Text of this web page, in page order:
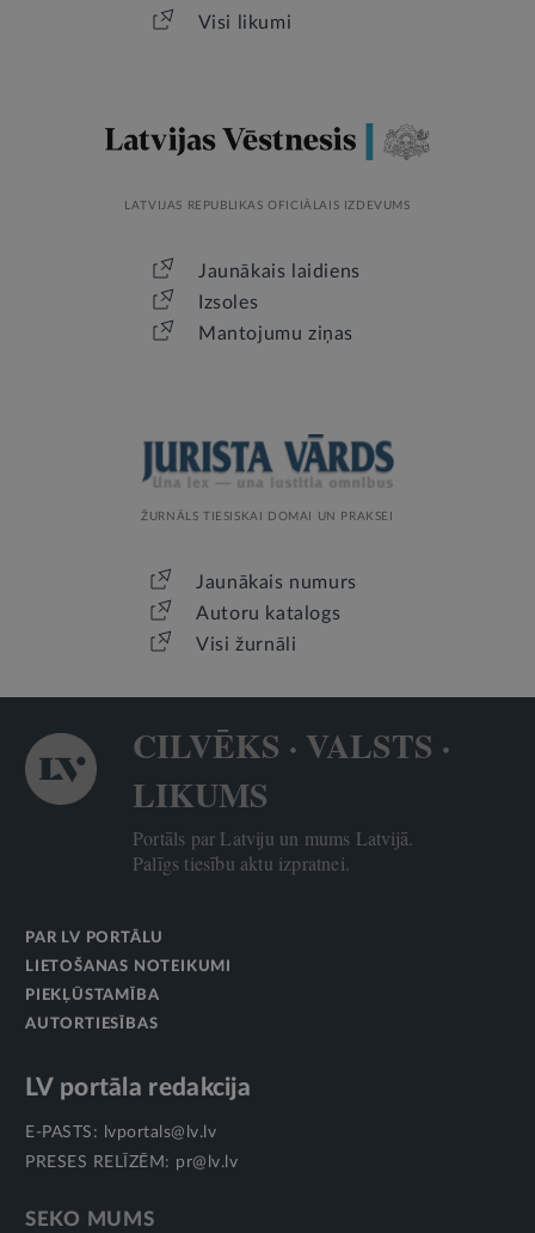
Visi likumi
LATVIJAS REPUBLIKAS OFICIĀLAIS IZDEVUMS
Jaunākais laidiens
Izsoles
Mantojumu ziņas
ŽURNĀLS TIESISKAI DOMAI UN PRAKSEI
Jaunākais numurs
Autoru katalogs
Visi žurnāli
CILVĒKS · VALSTS ·
LIKUMS
Portāls par Latviju un mums Latvijā.
Palīgs tiesību aktu izpratnei.
PAR LV PORTĀLU
LIETOŠANAS NOTEIKUMI
PIEKĻŪSTAMĪBA
AUTORTIESĪBAS
LV portāla redakcija
E-PASTS:
lvportals@lv.lv
PRESES RELĪZĒM: pr@lv.lv
SEKO MUMS